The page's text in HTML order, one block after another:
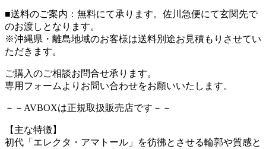
■送料のご案内：無料にて承ります。佐川急便にて玄関先で
のお渡しとなります。
※沖縄県・離島地域のお客様は送料別途お見積もりさせてい
ただきます。
ご購入のご相談お問合せ承ります。
専用フォームよりお問い合わせをお願いいたします。
－－AVBOXは正規取扱販売店です－－
【主な特徴】
初代「エレクタ・アマトール」を彷彿とさせる輪郭や質感と